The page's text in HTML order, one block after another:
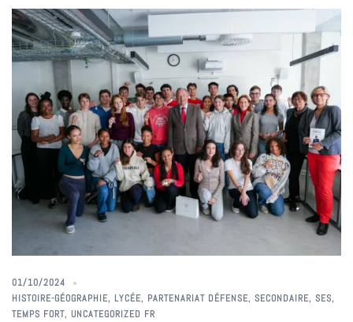
01/10/2024
HISTOIRE-GÉOGRAPHIE, LYCÉE, PARTENARIAT DÉFENSE, SECONDAIRE, SES,
TEMPS FORT, UNCATEGORIZED FR